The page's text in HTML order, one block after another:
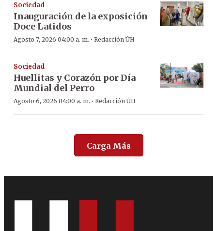
Sociedad
Inauguración de la exposición
Doce Latidos
Agosto 7, 2026 04:00 a. m. · Redacción ÚH
Sociedad
Huellitas y Corazón por Día
Mundial del Perro
Agosto 6, 2026 04:00 a. m. · Redacción ÚH
Carga Más